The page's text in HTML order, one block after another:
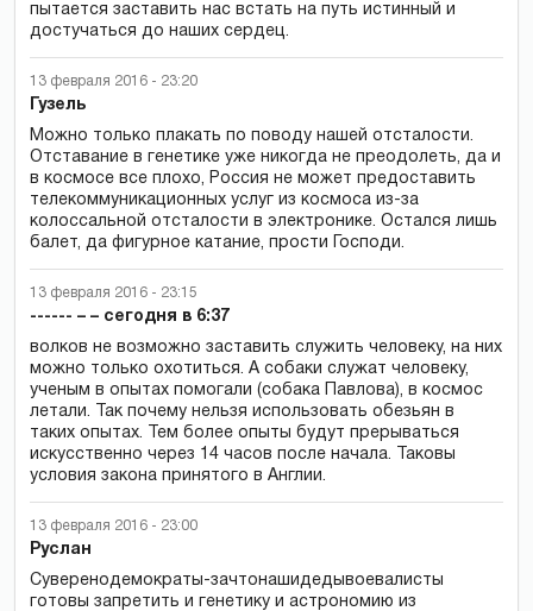
пытается заставить нас встать на путь истинный и
достучаться до наших сердец.
13 февраля 2016 - 23:20
Гузель
Можно только плакать по поводу нашей отсталости.
Отставание в генетике уже никогда не преодолеть, да и
в космосе все плохо, Россия не может предоставить
телекоммуникационных услуг из космоса из-за
колоссальной отсталости в электронике. Остался лишь
балет, да фигурное катание, прости Господи.
13 февраля 2016 - 23:15
------ – – сегодня в 6:37
волков не возможно заставить служить человеку, на них
можно только охотиться. А собаки служат человеку,
ученым в опытах помогали (собака Павлова), в космос
летали. Так почему нельзя использовать обезьян в
таких опытах. Тем более опыты будут прерываться
искусственно через 14 часов после начала. Таковы
условия закона принятого в Англии.
13 февраля 2016 - 23:00
Руслан
Суверенодемократы-зачтонашидедывоевалисты
готовы запретить и генетику и астрономию из